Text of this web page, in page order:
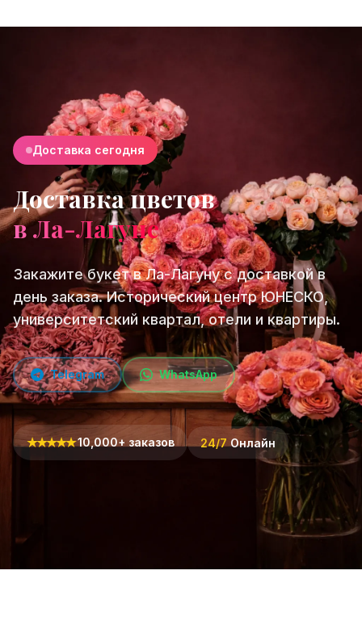
Доставка сегодня
Доставка цветов
в Ла-Лагуне
Закажите букет в Ла-Лагуну с доставкой в
день заказа. Исторический центр ЮНЕСКО,
университетский квартал, отели и квартиры.
Telegram WhatsApp
★★★★★10,000+ заказов 24/7 Онлайн